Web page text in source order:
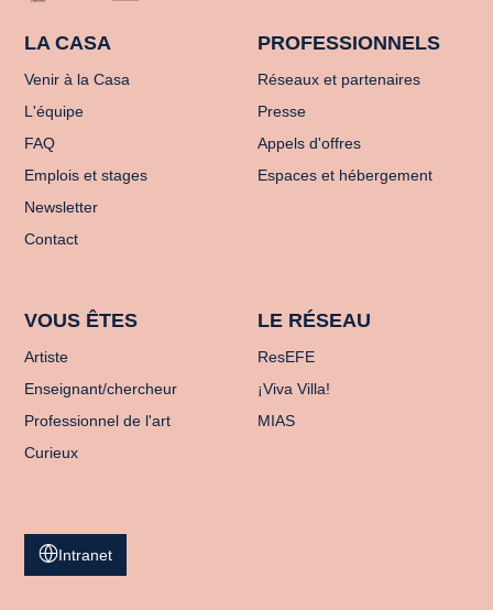
LA CASA
Venir à la Casa
L'équipe
FAQ
Emplois et stages
Newsletter
Contact
PROFESSIONNELS
Réseaux et partenaires
Presse
Appels d'offres
Espaces et hébergement
VOUS ÊTES
Artiste
Enseignant/chercheur
Professionnel de l'art
Curieux
LE RÉSEAU
ResEFE
¡Viva Villa!
MIAS
Intranet